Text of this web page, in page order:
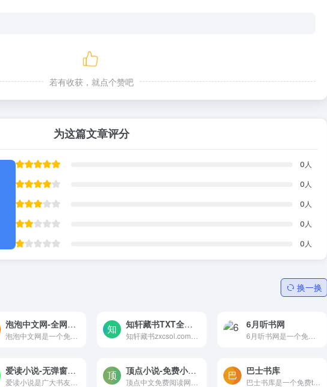
若有收获，就点个赞吧
为这篇文章评分
0 人
0 人
0 人
0 人
0 人
换一换
泡泡中文网-全网最快更新小说阅读网 知轩藏书TXT全本小说下载 6月听书网
爱读小说-无弹窗广告小说免费阅读 顶点小说-免费小说在线阅读，无弹窗广告小说TXT下载 巴士书库